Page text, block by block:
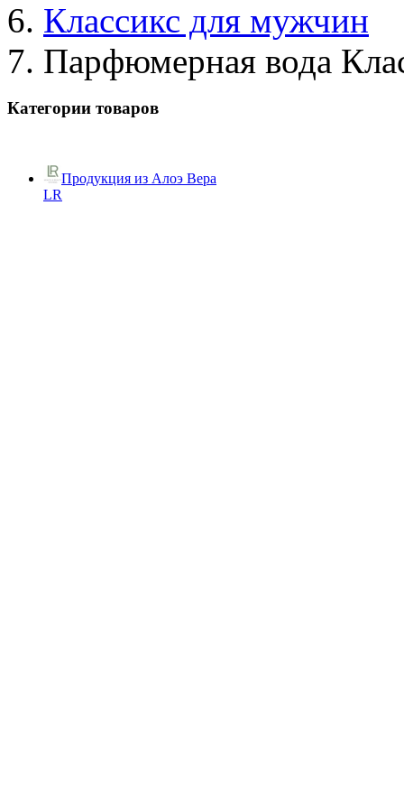
Классикс для мужчин
Парфюмерная вода
Категории товаров
Продукция из Алоэ Вера
LR